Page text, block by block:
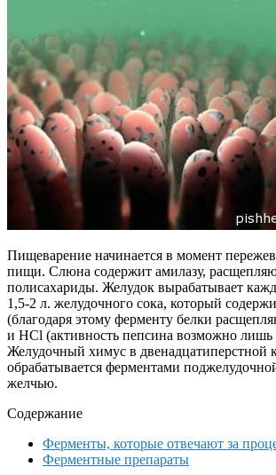
Пищеварение начинается в момент
пищи. Слюна содержит амилазу,
полисахариды. Желудок вырабатывает
1,5-2 л. желудочного сока, который
(благодаря этому ферменту белки
и HCl (активность пепсина возможно лишь
Желудочный химус в двенадцатиперстной
обрабатывается ферментами
желчью.
Содержание
Ферменты, которые отвечают за
Ферментные препараты